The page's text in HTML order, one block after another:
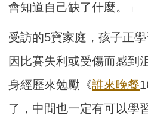
會知道自己缺了什麼。」
受訪的5寶家庭，孩子正
因比賽失利或受傷而感到
身經歷來勉勵《誰來晚餐
了，中間也一定有可以學